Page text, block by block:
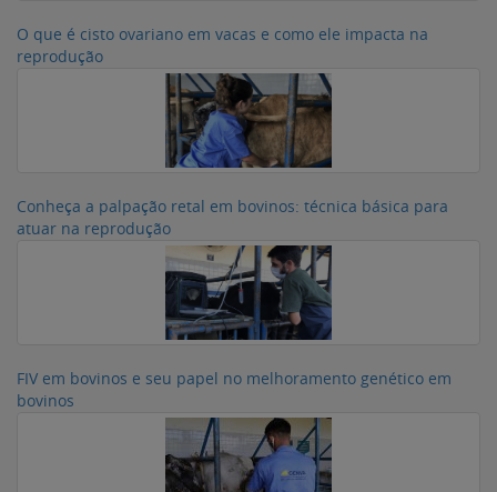
O que é cisto ovariano em vacas e como ele impacta na
reprodução
Conheça a palpação retal em bovinos: técnica básica para
atuar na reprodução
FIV em bovinos e seu papel no melhoramento genético em
bovinos